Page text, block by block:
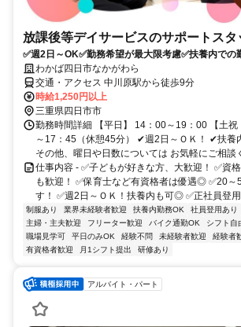
放課後等デイサービスのサポートスタ
✅週2日～OK✅勤務希望が最大限考慮✅扶養内での
わかば四日市なかがわら
交通・アクセス 中川原駅から徒歩9分
時給1,250円以上
三重県四日市市
勤務時間詳細 【平日】 14：00～19：00 【土
～17：45（休憩45分） ✔週2日～ＯＫ！ ✔扶養
その他、曜日や日数については お気軽にご相談
仕事内容 - ✅子どもが好きな方、大歓迎！ ✅資
も歓迎！ ✅保育士など有資格者は優遇◎ ✅20
す！ ✅週2日～ＯＫ！扶養内も可◎ ✅正社員登
制服あり 業界未経験者歓迎 扶養内勤務OK 社員登用あり
主婦・主夫歓迎
フリーター歓迎 バイク通勤OK シフト自
職場見学可
平日のみOK 経験不問 未経験者歓迎 経験者
有資格者歓迎
月1シフト提出 研修あり
アルバイト・パート